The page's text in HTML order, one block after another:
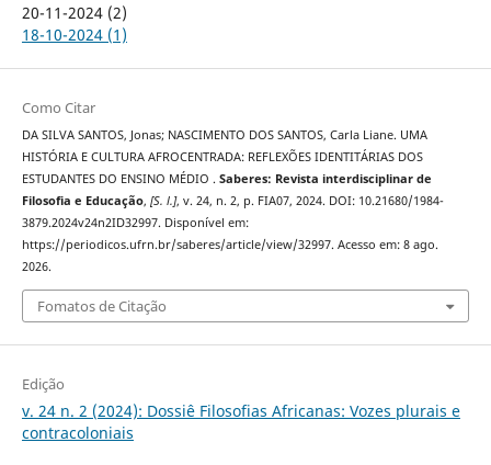
20-11-2024 (2)
18-10-2024 (1)
Como Citar
DA SILVA SANTOS, Jonas; NASCIMENTO DOS SANTOS, Carla Liane. UMA
HISTÓRIA E CULTURA AFROCENTRADA: REFLEXÕES IDENTITÁRIAS DOS
ESTUDANTES DO ENSINO MÉDIO . Saberes: Revista interdisciplinar de
Filosofia e Educação, [S. l.], v. 24, n. 2, p. FIA07, 2024. DOI: 10.21680/1984-
3879.2024v24n2ID32997. Disponível em:
https://periodicos.ufrn.br/saberes/article/view/32997. Acesso em: 8 ago.
2026.
Fomatos de Citação
Edição
v. 24 n. 2 (2024): Dossiê Filosofias Africanas: Vozes plurais e
contracoloniais